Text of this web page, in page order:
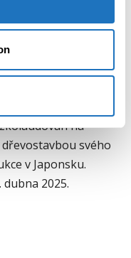
zálivu. V
multifunkční
obchodní jednání,
je pro
zóna s výhledem
kulturní
na
svého
v Japonsku.
2025.